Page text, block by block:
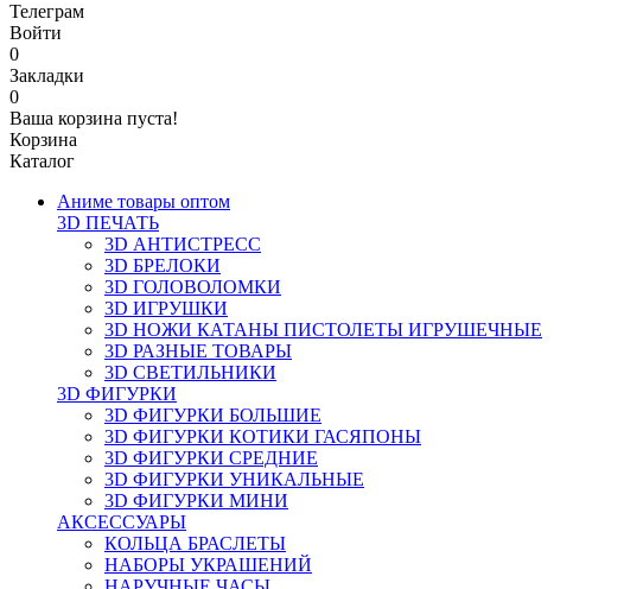
Телеграм
Войти
0
Закладки
0
Ваша корзина пуста!
Корзина
Каталог
Аниме товары оптом
3D ПЕЧАТЬ
3D АНТИСТРЕСС
3D БРЕЛОКИ
3D ГОЛОВОЛОМКИ
3D ИГРУШКИ
3D НОЖИ КАТАНЫ ПИСТОЛЕТЫ ИГРУШЕЧНЫЕ
3D РАЗНЫЕ ТОВАРЫ
3D СВЕТИЛЬНИКИ
3D ФИГУРКИ
3D ФИГУРКИ БОЛЬШИЕ
3D ФИГУРКИ КОТИКИ ГАСЯПОНЫ
3D ФИГУРКИ СРЕДНИЕ
3D ФИГУРКИ УНИКАЛЬНЫЕ
3D ФИГУРКИ МИНИ
АКСЕССУАРЫ
КОЛЬЦА БРАСЛЕТЫ
НАБОРЫ УКРАШЕНИЙ